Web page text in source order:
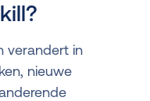
verandert in
nieuwe